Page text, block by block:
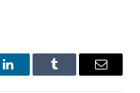
LinkedInTumblr
Correo